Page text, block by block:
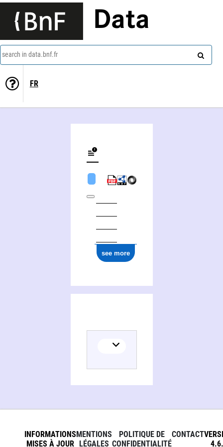
Data
search in data.bnf.fr
FR
see more
INFORMATIONS
MISES À JOUR
MENTIONS
LÉGALES
POLITIQUE DE
CONFIDENTIALITÉ
CONTACT